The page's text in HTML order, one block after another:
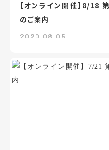
【オンライン開催】8/
のご案内
2020.08.05